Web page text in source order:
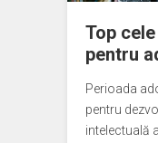
Top
pentru
Perioada
pentru
intelectuală